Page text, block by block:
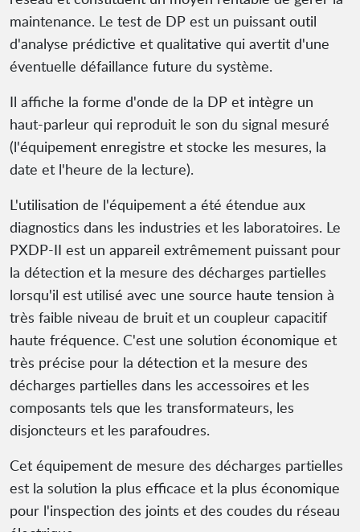
maintenance. Le test de DP est un puissant outil
d'analyse prédictive et qualitative qui avertit d'une
éventuelle défaillance future du système.
Il affiche la forme d'onde de la DP et intègre un
haut-parleur qui reproduit le son du signal mesuré
(l'équipement enregistre et stocke les mesures, la
date et l'heure de la lecture).
L'utilisation de l'équipement a été étendue aux
diagnostics dans les industries et les laboratoires. Le
PXDP-II est un appareil extrêmement puissant pour
la détection et la mesure des décharges partielles
lorsqu'il est utilisé avec une source haute tension à
très faible niveau de bruit et un coupleur capacitif
haute fréquence. C'est une solution économique et
très précise pour la détection et la mesure des
décharges partielles dans les accessoires et les
composants tels que les transformateurs, les
disjoncteurs et les parafoudres.
Cet équipement de mesure des décharges partielles
est la solution la plus efficace et la plus économique
pour l'inspection des joints et des coudes du réseau